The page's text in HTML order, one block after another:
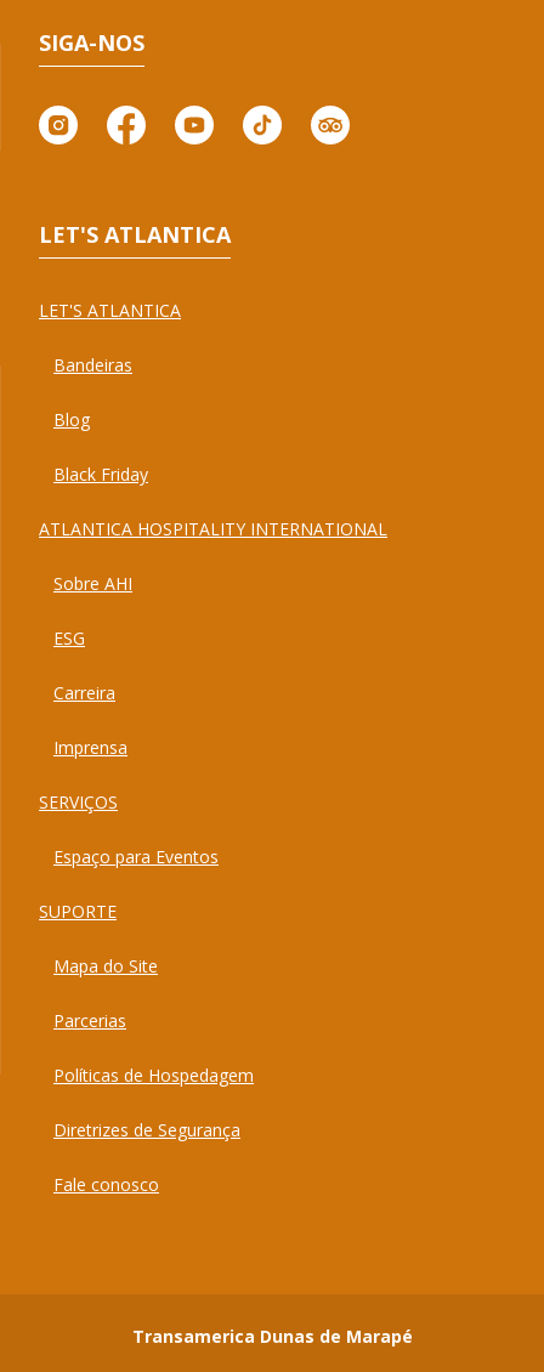
SIGA-NOS
LET'S ATLANTICA
LET'S ATLANTICA
Bandeiras
Blog
Black Friday
ATLANTICA HOSPITALITY INTERNATIONAL
Sobre AHI
ESG
Carreira
Imprensa
SERVIÇOS
Espaço para Eventos
SUPORTE
Mapa do Site
Parcerias
Políticas de Hospedagem
Diretrizes de Segurança
Fale conosco
Transamerica Dunas de Marapé